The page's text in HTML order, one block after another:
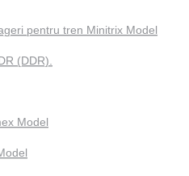
pentru tren Minitrix Model
(DDR).
Model